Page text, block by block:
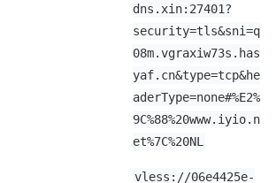
dns.xin:27401?
security=tls&sni=q
08m.vgraxiw73s.has
yaf.cn&type=tcp&he
aderType=none#%E2%
9C%88%20www.iyio.n
et%7C%20NL
vless://06e4425e-